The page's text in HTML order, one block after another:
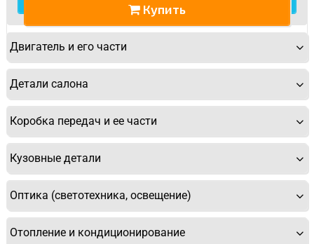
Купить
Двигатель и его части
Детали салона
Коробка передач и ее части
Кузовные детали
Оптика (светотехника, освещение)
Отопление и кондиционирование